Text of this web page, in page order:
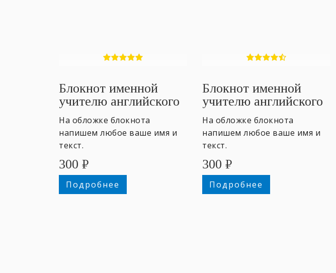
Блокнот именной
учителю английского
#1
На обложке блокнота
напишем любое ваше имя и
текст.
300 ₽
Подробнее
Блокнот именной
учителю английского
#2
На обложке блокнота
напишем любое ваше имя и
текст.
300 ₽
Подробнее